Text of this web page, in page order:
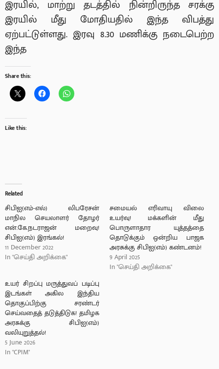
இரயில், மாற்று தடத்தில் நின்றிருந்த சரக்கு
இரயில் மீது மோதியதில் இந்த விபத்து
ஏற்பட்டுள்ளது. இரவு 8.30 மணிக்கு நடைபெற்ற
இந்த
Share this:
Like this:
Related
சிபிஐ(எம்-எல்) லிபரேசன்
மாநில செயலாளர் தோழர்
என்.கே.நடராஜன் மறைவு!
சிபிஐ(எம்) இரங்கல்!
11 December 2022
In "செய்தி அறிக்கை"
சமையல் எரிவாயு விலை
உயர்வு! மக்களின் மீது
பொருளாதார யுத்தத்தை
தொடுக்கும் ஒன்றிய பாஜக
அரசுக்கு சிபிஐ(எம்) கண்டனம்!
9 April 2025
In "செய்தி அறிக்கை"
உயர் சிறப்பு மருத்துவப் படிப்பு
இடங்கள் அகில இந்திய
தொகுப்பிற்கு சரண்டர்
செய்வதைத் தடுத்திடுக! தமிழக
அரசுக்கு சிபிஐ(எம்)
வலியுறுத்தல்!
5 June 2026
In "CPIM"